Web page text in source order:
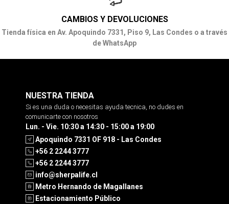
CAMBIOS Y DEVOLUCIONES
Tienda física en Av. Apoquindo 7331, Piso 9, Las Condes o a través
de WhatsApp
NUESTRA TIENDA
Si es una duda o necesitas ayuda tecnica, no dudes en
comunicarte con nosotros
Lun. - Vie. 10:30 a 14:30 - 15:00 a 19:00
Apoquindo 7331 OF 918 - Las Condes
+56 2 2244 3777
+56 2 2244 3777
info@sherpalife.cl
Metro Hernando de Magallanes
Estacionamiento Público